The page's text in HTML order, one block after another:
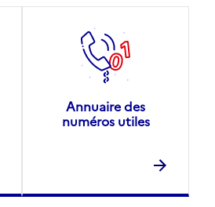
Annuaire des
numéros utiles